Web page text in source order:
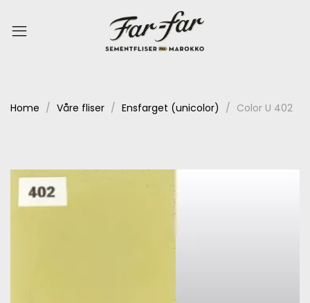
Home Våre fliser Ensfarget (unicolor) Color U 402